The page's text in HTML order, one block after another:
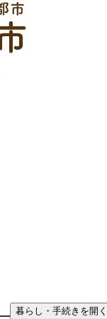
暮らし・手続きを開く